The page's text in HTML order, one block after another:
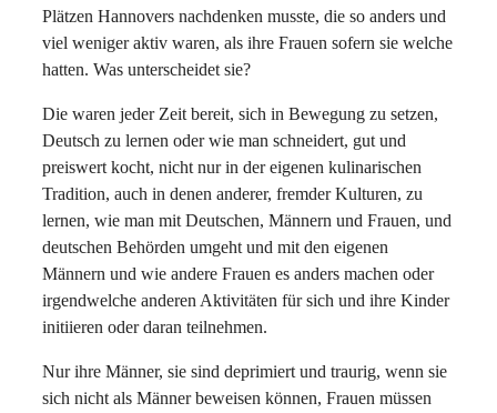
Plätzen Hannovers nachdenken musste, die so anders und
viel weniger aktiv waren, als ihre Frauen sofern sie welche
hatten. Was unterscheidet sie?
Die waren jeder Zeit bereit, sich in Bewegung zu setzen,
Deutsch zu lernen oder wie man schneidert, gut und
preiswert kocht, nicht nur in der eigenen kulinarischen
Tradition, auch in denen anderer, fremder Kulturen, zu
lernen, wie man mit Deutschen, Männern und Frauen, und
deutschen Behörden umgeht und mit den eigenen
Männern und wie andere Frauen es anders machen oder
irgendwelche anderen Aktivitäten für sich und ihre Kinder
initiieren oder daran teilnehmen.
Nur ihre Männer, sie sind deprimiert und traurig, wenn sie
sich nicht als Männer beweisen können, Frauen müssen